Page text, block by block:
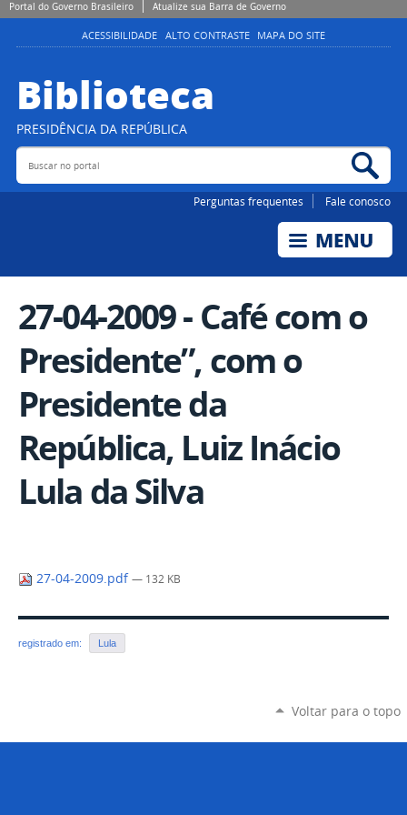
Portal do Governo Brasileiro Atualize sua Barra de Governo
ACESSIBILIDADE ALTO CONTRASTE MAPA DO SITE
Biblioteca
PRESIDÊNCIA DA REPÚBLICA
Buscar no portal
Perguntas frequentes Fale conosco
27-04-2009 - Café com o
Presidente”, com o
Presidente da
República, Luiz Inácio
Lula da Silva
27-04-2009.pdf — 132 KB
registrado em: Lula
Voltar para o topo